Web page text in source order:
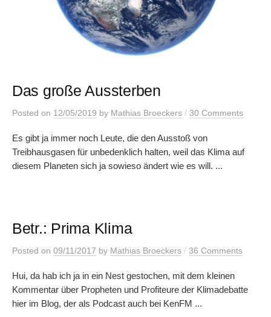
Das große Aussterben
Posted on 12/05/2019 by Mathias Broeckers / 30 Comments
Es gibt ja immer noch Leute, die den Ausstoß von
Treibhausgasen für unbedenklich halten, weil das Klima auf
diesem Planeten sich ja sowieso ändert wie es will. ...
Betr.: Prima Klima
Posted on 09/11/2017 by Mathias Broeckers / 36 Comments
Hui, da hab ich ja in ein Nest gestochen, mit dem kleinen
Kommentar über Propheten und Profiteure der Klimadebatte
hier im Blog, der als Podcast auch bei KenFM ...